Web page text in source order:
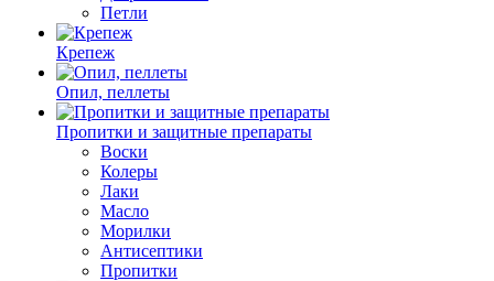
Петли
Крепеж
Опил, пеллеты
Пропитки и защитные препараты
Воски
Колеры
Лаки
Масло
Морилки
Антисептики
Пропитки